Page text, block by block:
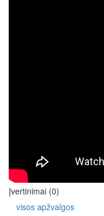
Įvertinimai (0)
visos apžvalgos